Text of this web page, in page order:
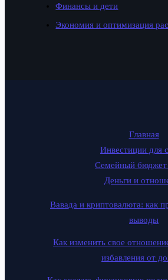
Финансы и дети
Экономия и оптимизация
Главная
Инвестиции для
Семейный бюджет
Деньги и
Вавада и криптовалюта: как
выводы
Как изменить свое
избавления от